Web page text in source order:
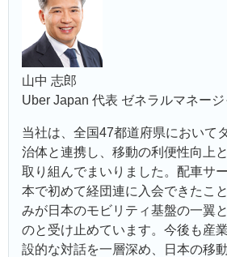
山中 志郎
Uber Japan 代表 ゼネラルマネージ
当社は、全国47都道府県において
治体と連携し、移動の利便性向上
取り組んでまいりました。配車サ
本で初めて経団連に入会できたこ
みが日本のモビリティ基盤の一翼
のと受け止めています。今後も産
設的な対話を一層深め、日本の移